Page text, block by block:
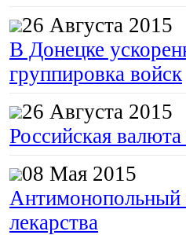
26 Августа 2015
В Донецке
группировка войск
26 Августа 2015
Российская валюта
08 Мая 2015
Антимонопольный
лекарства